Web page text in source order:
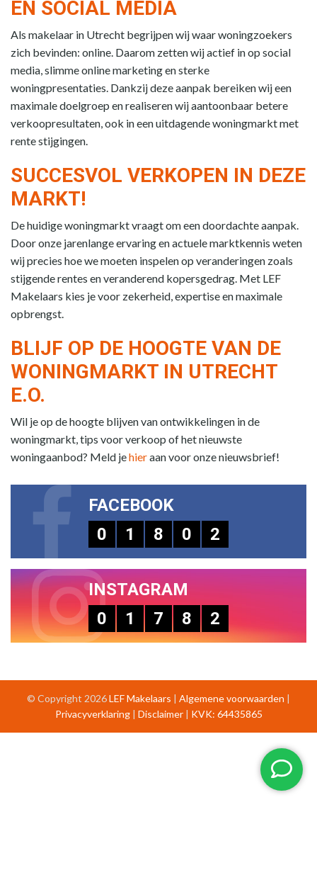
EN SOCIAL MEDIA
Als makelaar in Utrecht begrijpen wij waar woningzoekers
zich bevinden: online. Daarom zetten wij actief in op social
media, slimme online marketing en sterke
woningpresentaties. Dankzij deze aanpak bereiken wij een
maximale doelgroep en realiseren wij aantoonbaar betere
verkoopresultaten, ook in een uitdagende woningmarkt met
rente stijgingen.
SUCCESVOL VERKOPEN IN DEZE
MARKT!
De huidige woningmarkt vraagt om een doordachte aanpak.
Door onze jarenlange ervaring en actuele marktkennis weten
wij precies hoe we moeten inspelen op veranderingen zoals
stijgende rentes en veranderend kopersgedrag. Met LEF
Makelaars kies je voor zekerheid, expertise en maximale
opbrengst.
BLIJF OP DE HOOGTE VAN DE
WONINGMARKT IN UTRECHT
E.O.
Wil je op de hoogte blijven van ontwikkelingen in de
woningmarkt, tips voor verkoop of het nieuwste
woningaanbod? Meld jehieraan voor onze nieuwsbrief!
FACEBOOK
0
1 8 0 2
INSTAGRAM
0
1 7 8 2
© Copyright 2026LEF Makelaars | Algemene voorwaarden |
Privacyverklaring| Disclaimer| KVK: 64435865